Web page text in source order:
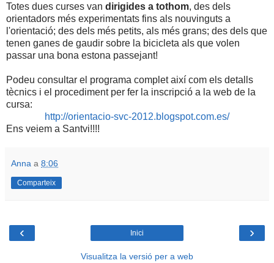
Totes dues curses van dirigides a tothom, des dels
orientadors més experimentats fins als nouvinguts a
l'orientació; des dels més petits, als més grans; des dels que
tenen ganes de gaudir sobre la bicicleta als que volen
passar una bona estona passejant!
Podeu consultar el programa complet així com els detalls
tècnics i el procediment per fer la inscripció a la web de la
cursa:
http://orientacio-svc-2012.blogspot.com.es/
Ens veiem a Santvi!!!!
Anna a 8:06
Comparteix
‹ ›
Inici
Visualitza la versió per a web